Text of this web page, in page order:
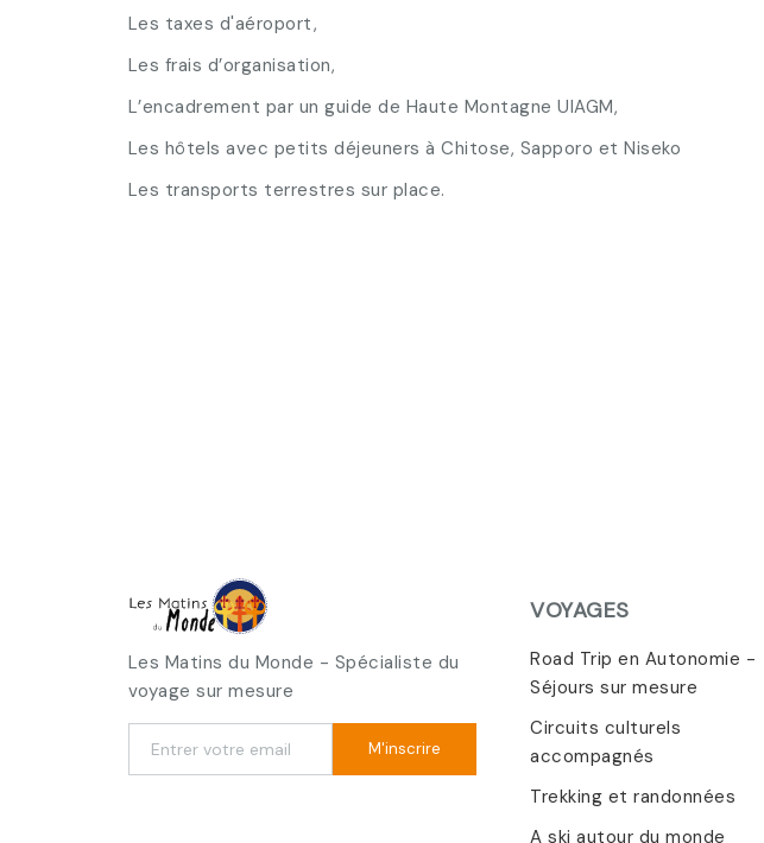
Les taxes d'aéroport,
Les frais d’organisation,
L’encadrement par un guide de Haute Montagne UIAGM,
Les hôtels avec petits déjeuners à Chitose, Sapporo et Niseko
Les transports terrestres sur place.
Les Matins du Monde - Spécialiste du
voyage sur mesure
M'inscrire
VOYAGES
Road Trip en Autonomie -
Séjours sur mesure
Circuits culturels
accompagnés
Trekking et randonnées
A ski autour du monde